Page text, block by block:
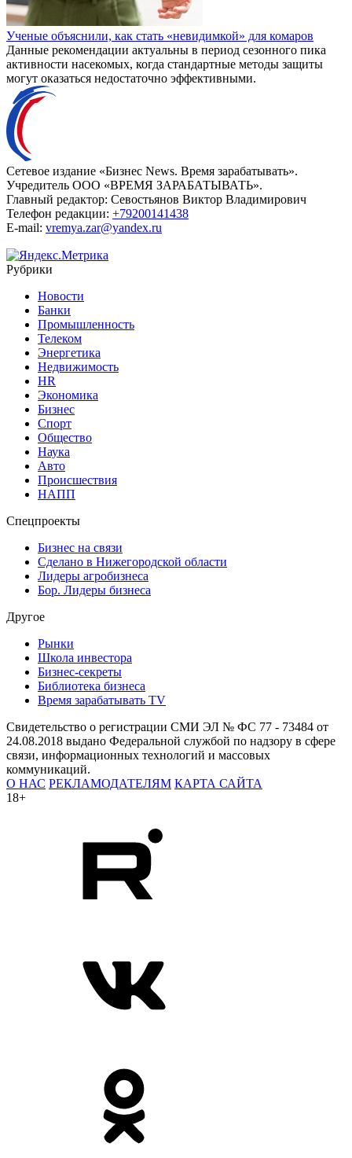
Ученые объяснили, как стать «невидимкой» для комаров
Данные рекомендации актуальны в период сезонного пика
активности насекомых, когда стандартные методы защиты
могут оказаться недостаточно эффективными.
Сетевое издание «Бизнес News. Время зарабатывать».
Учредитель ООО «ВРЕМЯ ЗАРАБАТЫВАТЬ».
Главный редактор: Севостьянов Виктор Владимирович
Телефон редакции: +79200141438
E-mail: vremya.zar@yandex.ru
Рубрики
Новости
Банки
Промышленность
Телеком
Энергетика
Недвижимость
HR
Экономика
Бизнес
Спорт
Общество
Наука
Авто
Происшествия
НАПП
Спецпроекты
Бизнес на связи
Сделано в Нижегородской области
Лидеры агробизнеса
Бор. Лидеры бизнеса
Другое
Рынки
Школа инвестора
Бизнес-секреты
Библиотека бизнеса
Время зарабатывать TV
Свидетельство о регистрации СМИ ЭЛ № ФС 77 - 73484 от
24.08.2018 выдано Федеральной службой по надзору в сфере
связи, информационных технологий и массовых
коммуникаций.
О НАС РЕКЛАМОДАТЕЛЯМ КАРТА САЙТА
18+